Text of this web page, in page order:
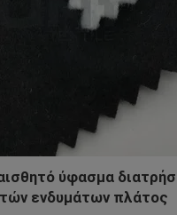
ύφασμα
ενδυμάτων πλάτος